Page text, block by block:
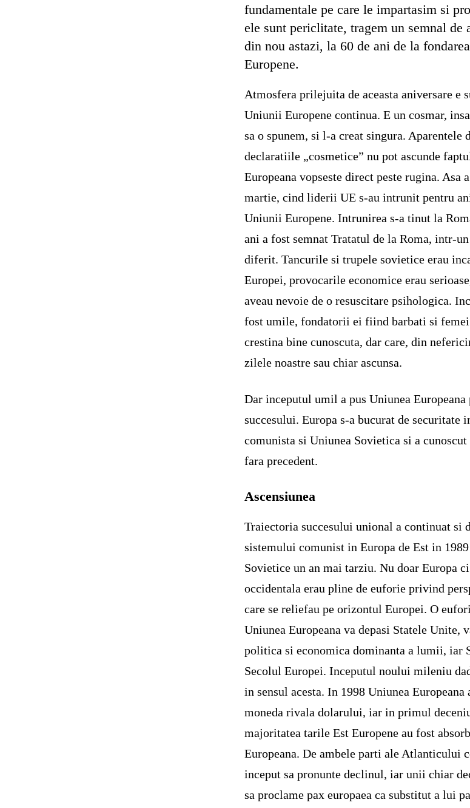
fundamentale pe care le impartasim si
ele sunt periclitate, tragem un semnal de
din nou astazi, la 60 de ani de la
Europene.
Atmosfera prilejuita de aceasta aniversare e
Uniunii Europene continua. E un cosmar,
sa o spunem, si l-a creat singura. Aparentele
declaratiile „cosmetice” nu pot ascunde
Europeana vopseste direct peste rugina. Asa
martie, cind liderii UE s-au intrunit pentru
Uniunii Europene. Intrunirea s-a tinut la
ani a fost semnat Tratatul de la Roma, intr-
diferit. Tancurile si trupele sovietice erau
Europei, provocarile economice erau
aveau nevoie de o resuscitare psihologica.
fost umile, fondatorii ei fiind barbati si
crestina bine cunoscuta, dar care, din
zilele noastre sau chiar ascunsa.
Dar inceputul umil a pus Uniunea Europeana
succesului. Europa s-a bucurat de securitate
comunista si Uniunea Sovietica si a cunoscut
fara precedent.
Ascensiunea
Traiectoria succesului unional a continuat si
sistemului comunist in Europa de Est in
Sovietice un an mai tarziu. Nu doar Europa
occidentala erau pline de euforie privind
care se reliefau pe orizontul Europei. O
Uniunea Europeana va depasi Statele Unite,
politica si economica dominanta a lumii, iar
Secolul Europei. Inceputul noului mileniu
in sensul acesta. In 1998 Uniunea Europeana
moneda rivala dolarului, iar in primul
majoritatea tarile Est Europene au fost
Europeana. De ambele parti ale Atlanticului
inceput sa pronunte declinul, iar unii chiar
sa proclame pax europaea ca substitut a lui